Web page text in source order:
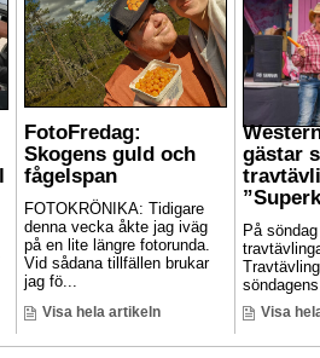
FotoFredag:
Skogens guld och
fågelspan
FOTOKRÖNIKA: Tidigare
denna vecka åkte jag iväg
på en lite längre fotorunda.
Vid sådana tillfällen brukar
jag fö...
Visa hela artikeln
gästar
På
Visa